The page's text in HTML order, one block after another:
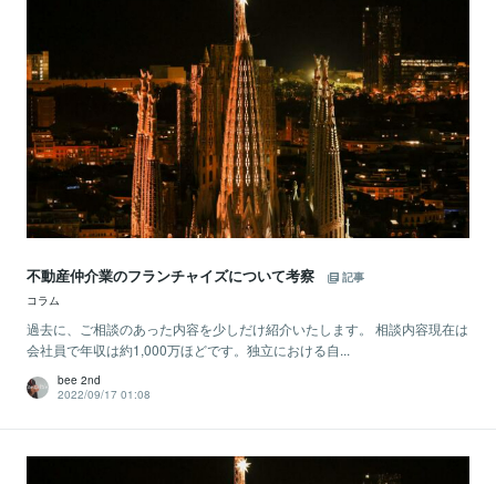
不動産仲介業のフランチャイズについて考察
記事
コラム
過去に、ご相談のあった内容を少しだけ紹介いたします。 相談内容現在は
会社員で年収は約1,000万ほどです。独立における自...
bee 2nd
2022/09/17 01:08